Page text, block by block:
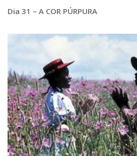
Dia 31 – A COR PÚRPURA